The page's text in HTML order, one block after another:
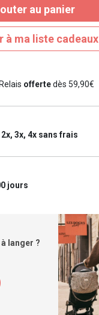
au panier
à ma liste cadeaux
offertedès 59,90€
2x, 3x, 4x sans frais
jours
langer ?